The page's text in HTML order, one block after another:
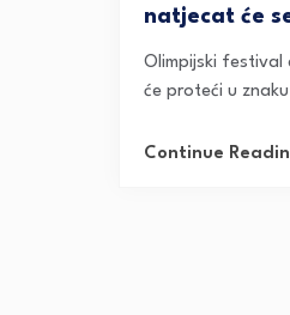
natjecat će
Olimpijski festival
će proteći u
Continue